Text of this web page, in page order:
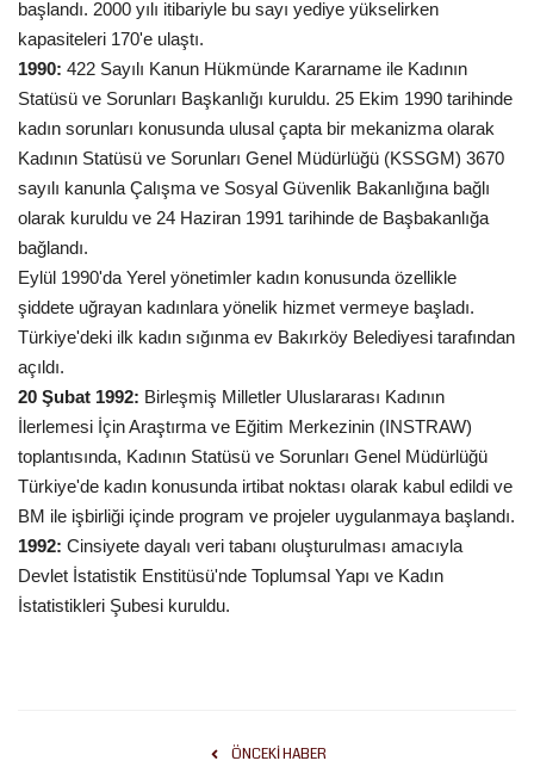
başlandı. 2000 yılı itibariyle bu sayı yediye yükselirken
kapasiteleri 170'e ulaştı.
1990: 422 Sayılı Kanun Hükmünde Kararname ile Kadının
Statüsü ve Sorunları Başkanlığı kuruldu. 25 Ekim 1990 tarihinde
kadın sorunları konusunda ulusal çapta bir mekanizma olarak
Kadının Statüsü ve Sorunları Genel Müdürlüğü (KSSGM) 3670
sayılı kanunla Çalışma ve Sosyal Güvenlik Bakanlığına bağlı
olarak kuruldu ve 24 Haziran 1991 tarihinde de Başbakanlığa
bağlandı.
Eylül 1990'da Yerel yönetimler kadın konusunda özellikle
şiddete uğrayan kadınlara yönelik hizmet vermeye başladı.
Türkiye'deki ilk kadın sığınma ev Bakırköy Belediyesi tarafından
açıldı.
20 Şubat 1992: Birleşmiş Milletler Uluslararası Kadının
İlerlemesi İçin Araştırma ve Eğitim Merkezinin (INSTRAW)
toplantısında, Kadının Statüsü ve Sorunları Genel Müdürlüğü
Türkiye'de kadın konusunda irtibat noktası olarak kabul edildi ve
BM ile işbirliği içinde program ve projeler uygulanmaya başlandı.
1992: Cinsiyete dayalı veri tabanı oluşturulması amacıyla
Devlet İstatistik Enstitüsü'nde Toplumsal Yapı ve Kadın
İstatistikleri Şubesi kuruldu.
ÖNCEKI HABER